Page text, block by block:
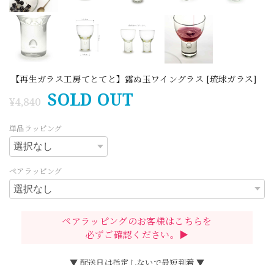
【再生ガラス工房てとてと】露ぬ玉ワイングラス [琉球ガラス]
¥4,840 SOLD OUT
単品ラッピング
ペアラッピング
ペアラッピングのお客様はこちらを
必ずご確認ください。▶
▼ 配送日は指定しないで最短到着 ▼